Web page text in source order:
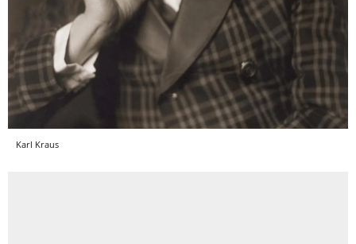
Karl Kraus